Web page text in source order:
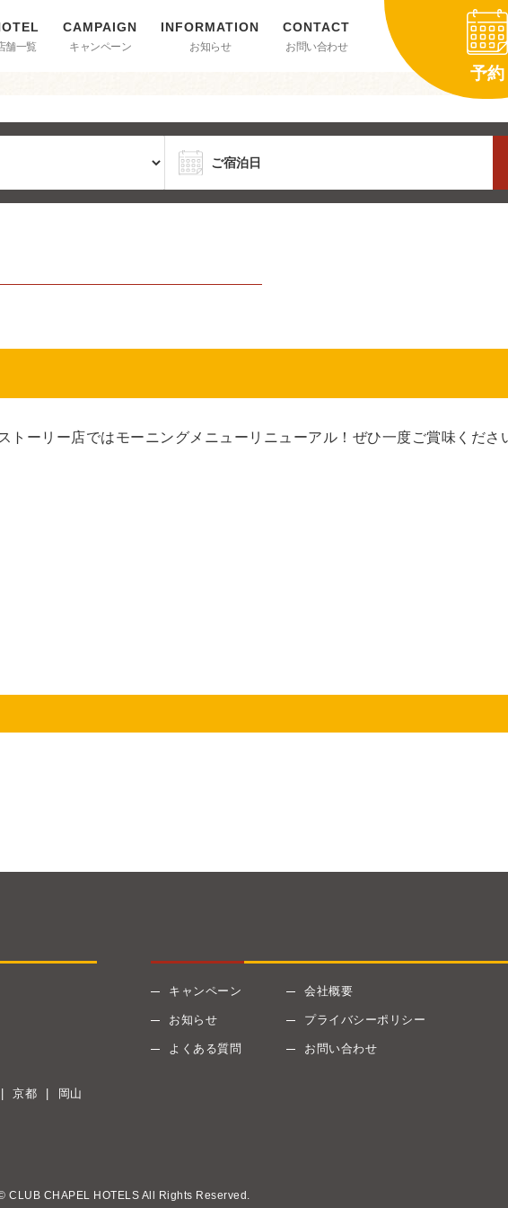
舗一覧 キャンペーン お知らせ お問い合わせ
予約
トーリー店ではモーニングメニューリニューアル！ぜひ一度ご賞味くだ
京都 岡山
キャンペーン
お知らせ
よくある質問
会社概要
プライバシーポリシー
お問い合わせ
CLUB CHAPEL HOTELS All Rights Reserved.